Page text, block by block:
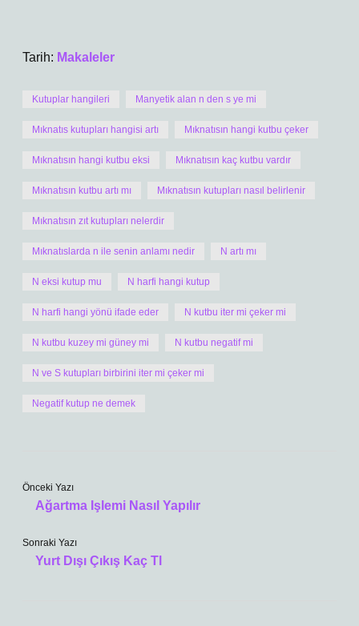
Tarih: Makaleler
Kutuplar hangileri Manyetik alan n den s ye mi
Mıknatıs kutupları hangisi artı Mıknatısın hangi kutbu çeker
Mıknatısın hangi kutbu eksi Mıknatısın kaç kutbu vardır
Mıknatısın kutbu artı mı Mıknatısın kutupları nasıl belirlenir
Mıknatısın zıt kutupları nelerdir
Mıknatıslarda n ile senin anlamı nedir N artı mı
N eksi kutup mu N harfi hangi kutup
N harfi hangi yönü ifade eder N kutbu iter mi çeker mi
N kutbu kuzey mi güney mi N kutbu negatif mi
N ve S kutupları birbirini iter mi çeker mi
Negatif kutup ne demek
Önceki Yazı
Ağartma Işlemi Nasıl Yapılır
Sonraki Yazı
Yurt Dışı Çıkış Kaç Tl